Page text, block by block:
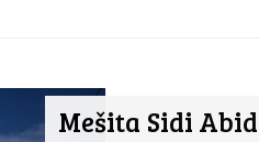
Mešita Sidi